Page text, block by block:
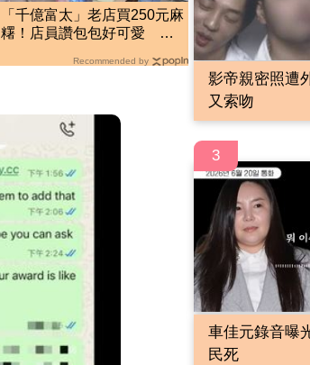
「千億富太」老店買250元麻
糬！店員讚包包好可愛 笑
Recommended by
影帝親密照遭
又索吻
3
車佳元錄音曝
民死